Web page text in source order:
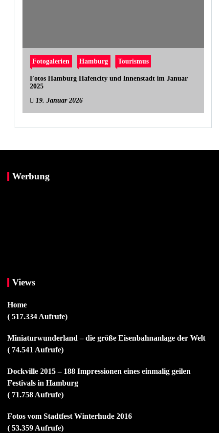
Fotogalerien Hamburg Tourismus
Fotos Hamburg Hafencity und Innenstadt im Januar
2025
19. Januar 2026
Werbung
Views
Home
( 517.334 Aufrufe)
Miniaturwunderland – die größe Eisenbahnanlage der Welt
( 74.541 Aufrufe)
Dockville 2015 – 188 Impressionen eines einmalig geilen
Festivals in Hamburg
( 71.758 Aufrufe)
Fotos vom Stadtfest Winterhude 2016
( 53.359 Aufrufe)